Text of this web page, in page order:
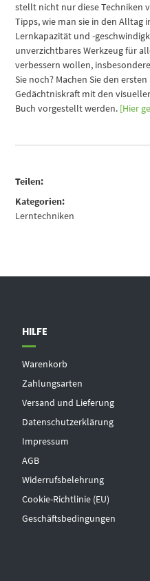
stellt nicht nur diese Techniken
Tipps, wie man sie in den Alltag
Lernkapazität und -
unverzichtbares Werkzeug für
verbessern wollen,
Sie noch? Machen Sie den
Gedächtniskraft mit den
Buch vorgestellt werden. [Hier
Teilen:
Kategorien:
Lerntechniken
HILFE
Warenkorb
Zahlungsarten
Versand und Lieferung
Datenschutzerklärung
Impressum
AGB
Widerrufsbelehrung
Cookie-Richtlinie (EU)
Geschäftsbedingungen